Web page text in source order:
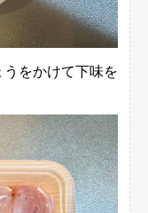
をかけて下味を